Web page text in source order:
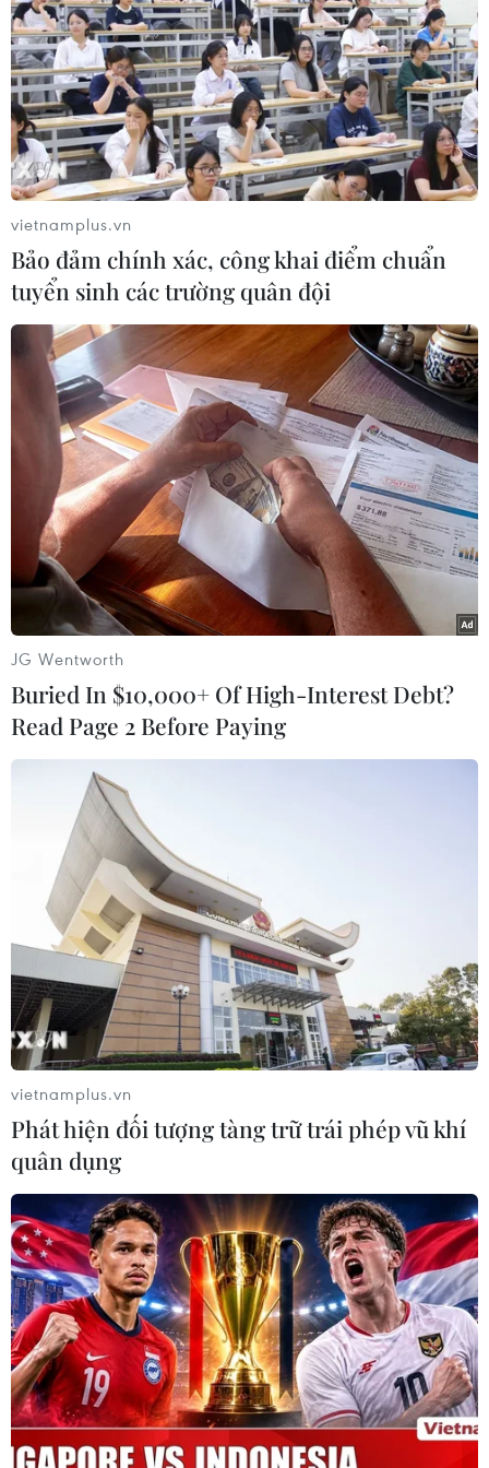
Giá vàng châu Á giảm chiều 29/6 do triển
vọng lãi suất tăng
29/06/2022 14:45
Các nhà phân tích nhận định những động thái ngày
càng cứng rắn của các ngân hàng trung ương lớn đang
gây áp lực giảm giá nhiều hơn đối với vàng có lợi suất
bằng 0,
Giá vàng châu Á đi xuống trong phiên
giao dịch ngày 1/7
01/07/2022 10:56
Chiều phiên này, giá vàng giao ngay giảm 0,5%, xuống
1.797,19 USD/ounce, sau khi rơi xuống mức thấp nhất kể
từ ngày 16/5 là 1.794,62 USD/ounce. Trong khi đó, giá
vàng giao kỳ hạn của Mỹ mất 0,5%.
Giá vàng châu Á biến động trái chiều do
đồng USD mạnh, lãi suất tăng
vietnamplus.vn
Bảo đảm chính xác, công khai điểm chuẩn
tuyển sinh các trường quân đội
JG Wentworth
Buried In $10,000+ Of High-Interest Debt?
Read Page 2 Before Paying
vietnamplus.vn
Phát hiện đối tượng tàng trữ trái phép vũ khí
quân dụng